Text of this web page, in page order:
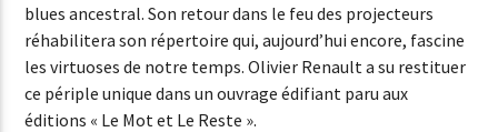
blues ancestral. Son retour dans le feu des projecteurs
réhabilitera son répertoire qui, aujourd’hui encore, fascine
les virtuoses de notre temps. Olivier Renault a su restituer
ce périple unique dans un ouvrage édifiant paru aux
éditions « Le Mot et Le Reste ».